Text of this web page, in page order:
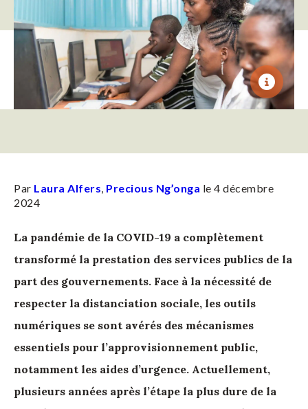
Par Laura Alfers Precious Ng’onga le 4 décembre
2024
La pandémie de la COVID-19 a complètement
transformé la prestation des services publics de la
part des gouvernements. Face à la nécessité de
respecter la distanciation sociale, les outils
numériques se sont avérés des mécanismes
essentiels pour l’approvisionnement public,
notamment les aides d’urgence. Actuellement,
plusieurs années après l’étape la plus dure de la